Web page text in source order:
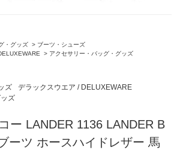
・グッズ > ブーツ・シューズ
> アクセサリー・バッグ・グッズ
ズ
デラックスウエア / DELUXEWARE
ズ
ー LANDER 1136 LANDER B
ーツ ホースハイドレザー 馬